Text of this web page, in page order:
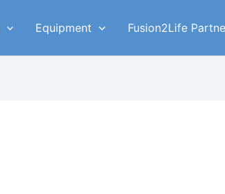
Equipment Fusion2Life